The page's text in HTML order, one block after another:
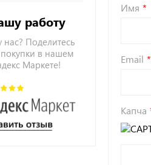
работу
Поделитесь
в нашем
Маркете!
Имя
Email
Капча